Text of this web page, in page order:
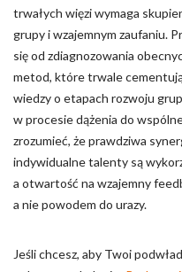
trwałych więzi wymaga
grupy i wzajemnym zaufaniu.
się od zdiagnozowania
metod, które trwale
wiedzy o etapach rozwoju
w procesie dążenia do
zrozumieć, że prawdziwa
indywidualne talenty są
a otwartość na wzajemny
a nie powodem do urazy.
Jeśli chcesz, aby Twoi